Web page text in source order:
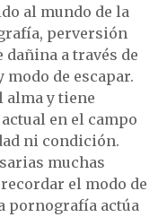
al mundo de la
perversión
dañina a través de
modo de escapar.
alma y tiene
en el campo
ni condición.
muchas
el modo de
pornografía actúa